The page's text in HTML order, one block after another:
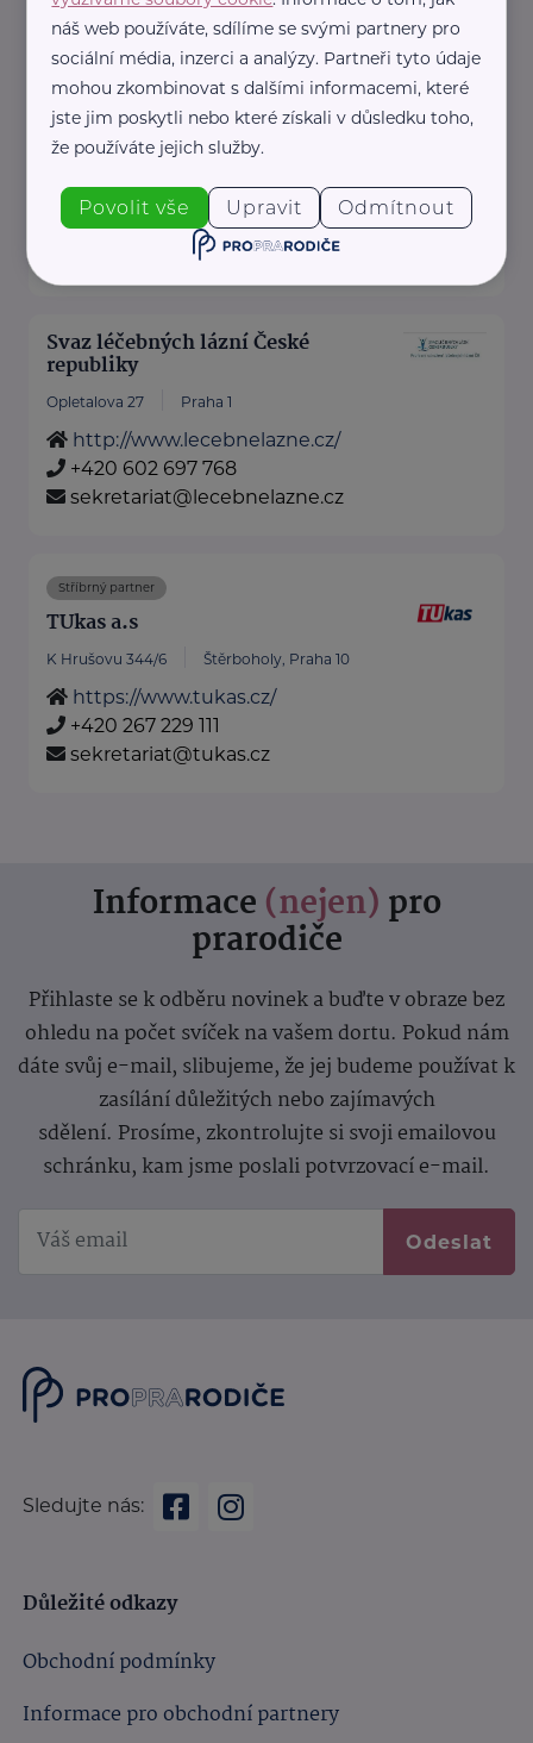
právní poradentství pro seniory
po celé ČR.
Vydáváme časopis Doba seniorů.
Akreditované poradny RS ...
https://www.rscr.cz/
+420 222 560 136
Svaz léčebných lázní České
republiky
Opletalova 27 Praha 1
http://www.lecebnelazne.cz/
+420 602 697 768
sekretariat@lecebnelazne.cz
Stříbrný partner
TUkas a.s
K Hrušovu 344/6 Štěrboholy, Praha 10
https://www.tukas.cz/
+420 267 229 111
sekretariat@tukas.cz
Informace (nejen) pro
prarodiče
Přihlaste se k odběru novinek a buďte v obraze bez
ohledu na počet svíček na vašem dortu. Pokud nám
dáte svůj e-mail, slibujeme, že jej budeme používat k
zasílání důležitých nebo zajímavých
sdělení. Prosíme, zkontrolujte si svoji emailovou
schránku, kam jsme poslali potvrzovací e-mail.
Odeslat
Sledujte nás:
Důležité odkazy
Obchodní podmínky
Informace pro obchodní partnery
náš web používáte, sdílíme se svými partnery pro
sociální média, inzerci a analýzy. Partneři tyto údaje
mohou zkombinovat s dalšími informacemi, které
jste jim poskytli nebo které získali v důsledku toho,
že používáte jejich služby.
Povolit vše Upravit Odmítnout